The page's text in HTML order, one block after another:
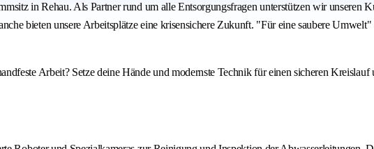
in Rehau. Als Partner rund um alle Entsorgungsfragen unterstützen wir unseren
bieten unsere Arbeitsplätze eine krisensichere Zukunft. "Für eine saubere
Arbeit? Setze deine Hände und modernste Technik für einen sicheren Kreislauf